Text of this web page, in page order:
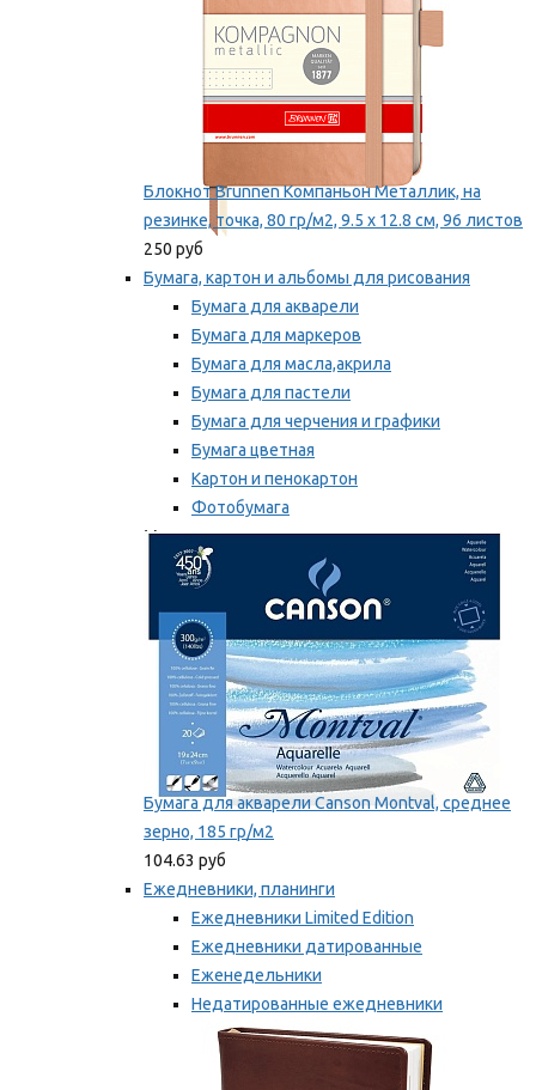
Блокнот Brunnen Компаньон Металлик, на
резинке, точка, 80 гр/м2, 9.5 х 12.8 см, 96 листов
250 руб
Бумага, картон и альбомы для рисования
Бумага для акварели
Бумага для маркеров
Бумага для масла,акрила
Бумага для пастели
Бумага для черчения и графики
Бумага цветная
Картон и пенокартон
Фотобумага
Мы рекомендуем
Бумага для акварели Canson Montval, среднее
зерно, 185 гр/м2
104.63 руб
Ежедневники, планинги
Ежедневники Limited Edition
Ежедневники датированные
Еженедельники
Недатированные ежедневники
Планинги
Мы рекомендуем